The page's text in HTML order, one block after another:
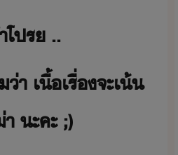
โปร​ ​.​.
า​ ​เื้เรื่​จะ​เ้​
​ะคะ​ ​;)